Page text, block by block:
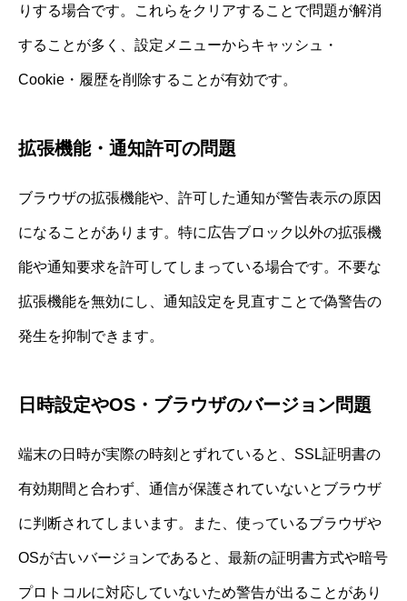
りする場合です。これらをクリアすることで問題が解消
することが多く、設定メニューからキャッシュ・
Cookie・履歴を削除することが有効です。
拡張機能・通知許可の問題
ブラウザの拡張機能や、許可した通知が警告表示の原因
になることがあります。特に広告ブロック以外の拡張機
能や通知要求を許可してしまっている場合です。不要な
拡張機能を無効にし、通知設定を見直すことで偽警告の
発生を抑制できます。
日時設定やOS・ブラウザのバージョン問題
端末の日時が実際の時刻とずれていると、SSL証明書の
有効期間と合わず、通信が保護されていないとブラウザ
に判断されてしまいます。また、使っているブラウザや
OSが古いバージョンであると、最新の証明書方式や暗号
プロトコルに対応していないため警告が出ることがあり